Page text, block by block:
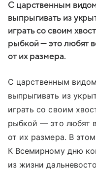
С царственным
выпрыгивать из
играть со своим
рыбкой — это любят
от их размера.
С царственным
выпрыгивать из
играть со своим
рыбкой — это любят
от их размера. В
К Всемирному дню
из жизни